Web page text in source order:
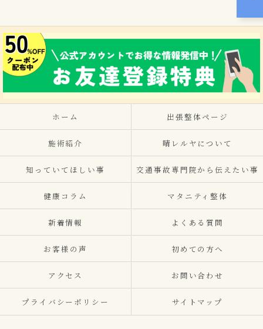
ホーム 出張整体ページ
施術紹介 晴レルヤについて
知っていてほしい事 交通事故専門院から伝えたい事
健康コラム マタニティ整体
新着情報 よくある質問
お客様の声 初めての方へ
アクセス お問い合わせ
プライバシーポリシー サイトマップ